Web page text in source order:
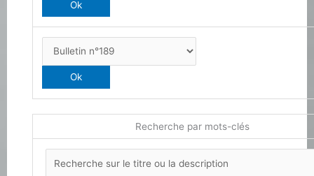
Recherche par mots-clés